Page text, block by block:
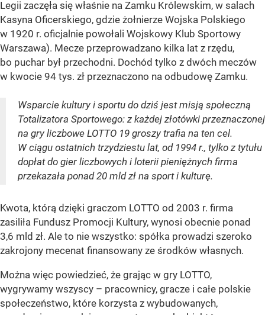
Legii zaczęła się właśnie na Zamku Królewskim, w salach
Kasyna Oficerskiego, gdzie żołnierze Wojska Polskiego
w 1920 r. oficjalnie powołali Wojskowy Klub Sportowy
Warszawa). Mecze przeprowadzano kilka lat z rzędu,
bo puchar był przechodni. Dochód tylko z dwóch meczów
w kwocie 94 tys. zł przeznaczono na odbudowę Zamku.
Wsparcie kultury i sportu do dziś jest misją społeczną
Totalizatora Sportowego: z każdej złotówki przeznaczonej
na gry liczbowe LOTTO 19 groszy trafia na ten cel.
W ciągu ostatnich trzydziestu lat, od 1994 r., tylko z tytułu
dopłat do gier liczbowych i loterii pieniężnych firma
przekazała ponad 20 mld zł na sport i kulturę.
Kwota, którą dzięki graczom LOTTO od 2003 r. firma
zasiliła Fundusz Promocji Kultury, wynosi obecnie ponad
3,6 mld zł. Ale to nie wszystko: spółka prowadzi szeroko
zakrojony mecenat finansowany ze środków własnych.
Można więc powiedzieć, że grając w gry LOTTO,
wygrywamy wszyscy – pracownicy, gracze i całe polskie
społeczeństwo, które korzysta z wybudowanych,